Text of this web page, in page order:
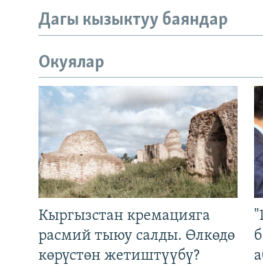
Дагы кызыктуу баяндар
Окуялар
Кыргызстан кремацияга
расмий тыюу салды. Өлкөдө
көрүстөн жетиштүүбү?